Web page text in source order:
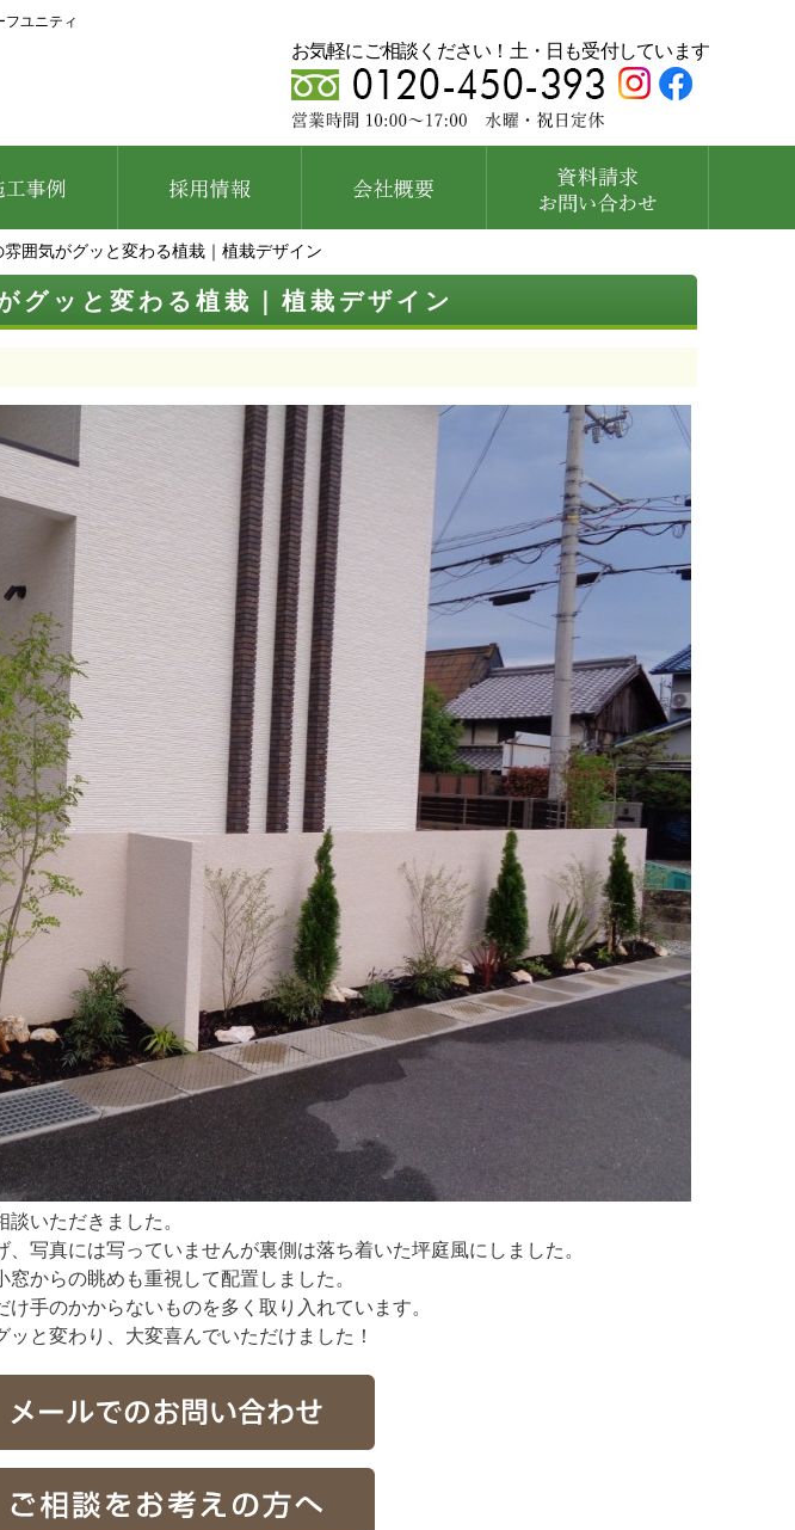
フユニティ
お気軽にご相談ください！土・日も受付しています
囲気がグッと変わる植栽｜植栽デザイン
グッと変わる植栽｜植栽デザイン
いただきました。
写真には写っていませんが裏側は落ち着いた坪庭風にしました。
からの眺めも重視して配置しました。
手のかからないものを多く取り入れています。
と変わり、大変喜んでいただけました！